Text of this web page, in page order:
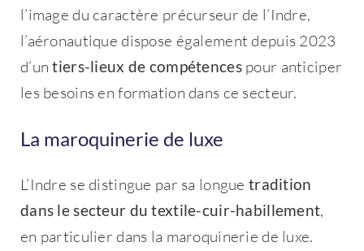
l’image du caractère précurseur de l’Indre,
l’aéronautique dispose également depuis 2023
d’untiers-lieux de compétencespour anticiper
les besoins en formation dans ce secteur.
La maroquinerie de luxe
L’Indre se distingue par sa longue tradition
dans le secteur du textile-cuir-habillement,
en particulier dans la maroquinerie de luxe.